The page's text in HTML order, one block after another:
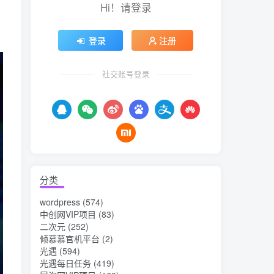
Hi！请登录
登录 注册
社交账号登录
分类
wordpress (574)
中创网VIP项目 (83)
二次元 (252)
倾慕慕官机平台 (2)
光遇 (594)
光遇每日任务 (419)